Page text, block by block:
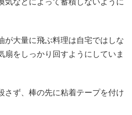
が大量に飛ぶ料理は自宅ではしな
扇をしっかり回すようにしていま
さず、棒の先に粘着テープを付け